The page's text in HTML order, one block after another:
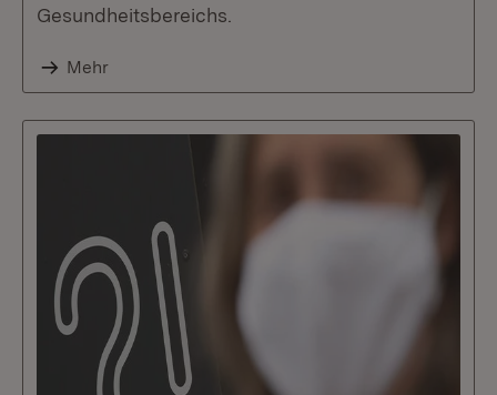
Gesundheitsbereichs.
Mehr